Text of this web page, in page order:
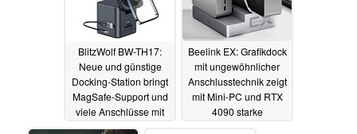
BlitzWolf BW-TH17:
Neue und günstige
Docking-Station bringt
MagSafe-Support und
viele Anschlüsse mit
18.09.2024
Beelink EX: Grafikdock
mit ungewöhnlicher
Anschlusstechnik zeigt
mit Mini-PC und RTX
4090 starke